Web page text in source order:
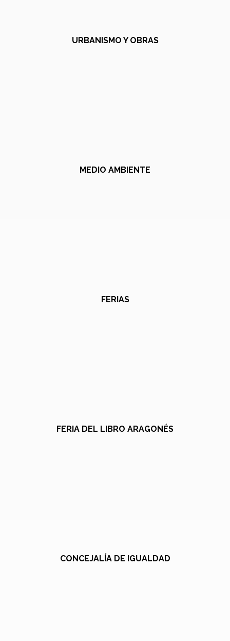
URBANISMO Y OBRAS
MEDIO AMBIENTE
FERIAS
FERIA DEL LIBRO ARAGONÉS
CONCEJALÍA DE IGUALDAD